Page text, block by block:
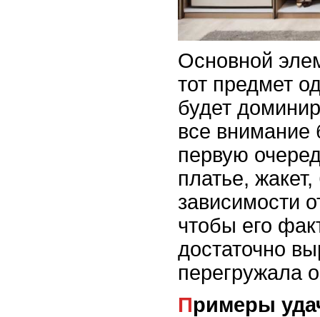
Основной
тот предмет
будет
все внимание
первую
платье,
зависимости
чтобы его
достаточно
перегружала
Примеры